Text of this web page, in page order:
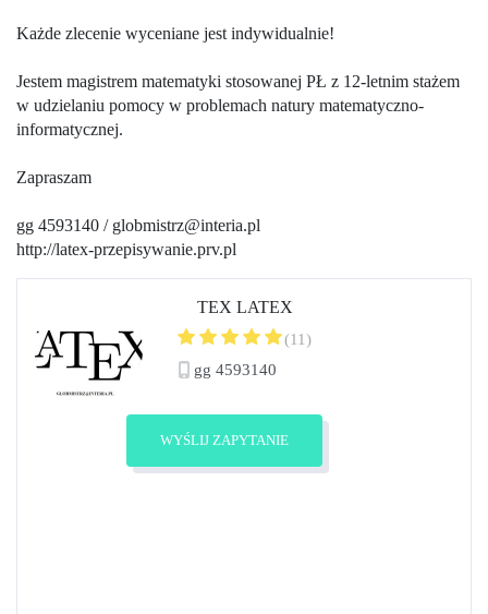
Każde zlecenie wyceniane jest indywidualnie!
Jestem magistrem matematyki stosowanej PŁ z 12-letnim stażem
w udzielaniu pomocy w problemach natury matematyczno-
informatycznej.
Zapraszam
gg 4593140 / globmistrz@interia.pl
http://latex-przepisywanie.prv.pl
TEX LATEX
(11)
gg 4593140
WYŚLIJ ZAPYTANIE